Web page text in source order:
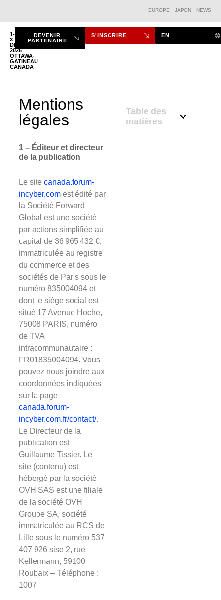
EUROPE JAPON NEWS
1-
3
DÉC.
2026
OTTAWA-
GATINEAU
CANADA
EN
S'INSCRIRE
DEVENIR
PARTENAIRE
Mentions
légales
1 – Éditeur et directeur
de la publication
Le sitecanada.forum-
incyber.com est édité par
la Société Forward
Global est une société
par actions simplifiée au
capital de 36 965 432 €,
immatriculée au registre
du commerce et des
sociétés de Paris sous le
numéro 835004094 et
dont le siège social est
situé 17 Avenue Hoche,
75008 PARIS, numéro
de TVA
intracommunautaire :
FR01835004094. Vous
pouvez nous joindre aux
coordonnées indiquées
sur la page
canada.forum-
incyber.com.fr/contact/.
Le Directeur de la
publication est
Guillaume Tissier. Le
site (contenu) est
hébergé par la société
OVH SAS est une filiale
de la société OVH
Groupe SA, société
immatriculée au RCS de
Lille sous le numéro 537
407 926 sise 2, rue
Kellermann, 59100
Roubaix – Téléphone :
1007
Table des
matières